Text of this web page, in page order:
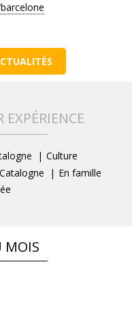
Culture
En famille
MOIS